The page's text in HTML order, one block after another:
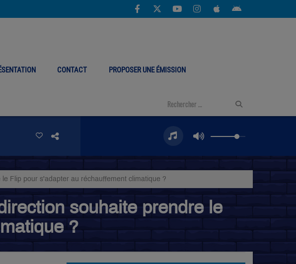
CONTACT PROPOSER UNE ÉMISSION
Flip pour s'adapter au réchauffement climatique ?
souhaite prendre le
?